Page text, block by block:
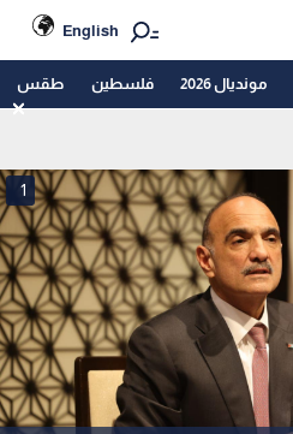
English
مونديال 2026 فلسطين طقس
1